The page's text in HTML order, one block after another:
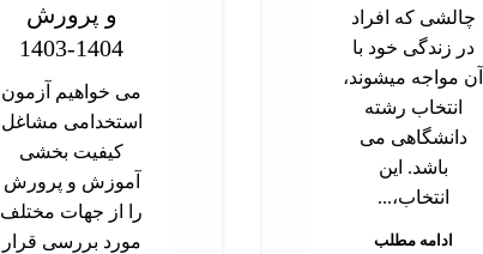
چالشی که افراد
در زندگی خود با
آن مواجه میشوند،
انتخاب رشته
دانشگاهی می
باشد. این
انتخاب،...
ادامه مطلب
و پرورش
1404-1403
می خواهیم آزمون
استخدامی مشاغل
کیفیت بخشی
آموزش و پرورش
را از جهات مختلف
مورد بررسی قرار